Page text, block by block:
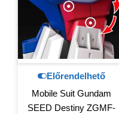
Előrendelhető
Mobile Suit Gundam
SEED Destiny ZGMF-